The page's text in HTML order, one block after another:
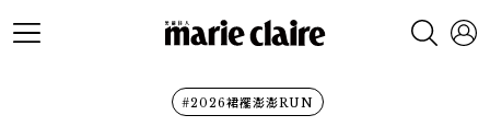
#2026裙襬澎澎RUN